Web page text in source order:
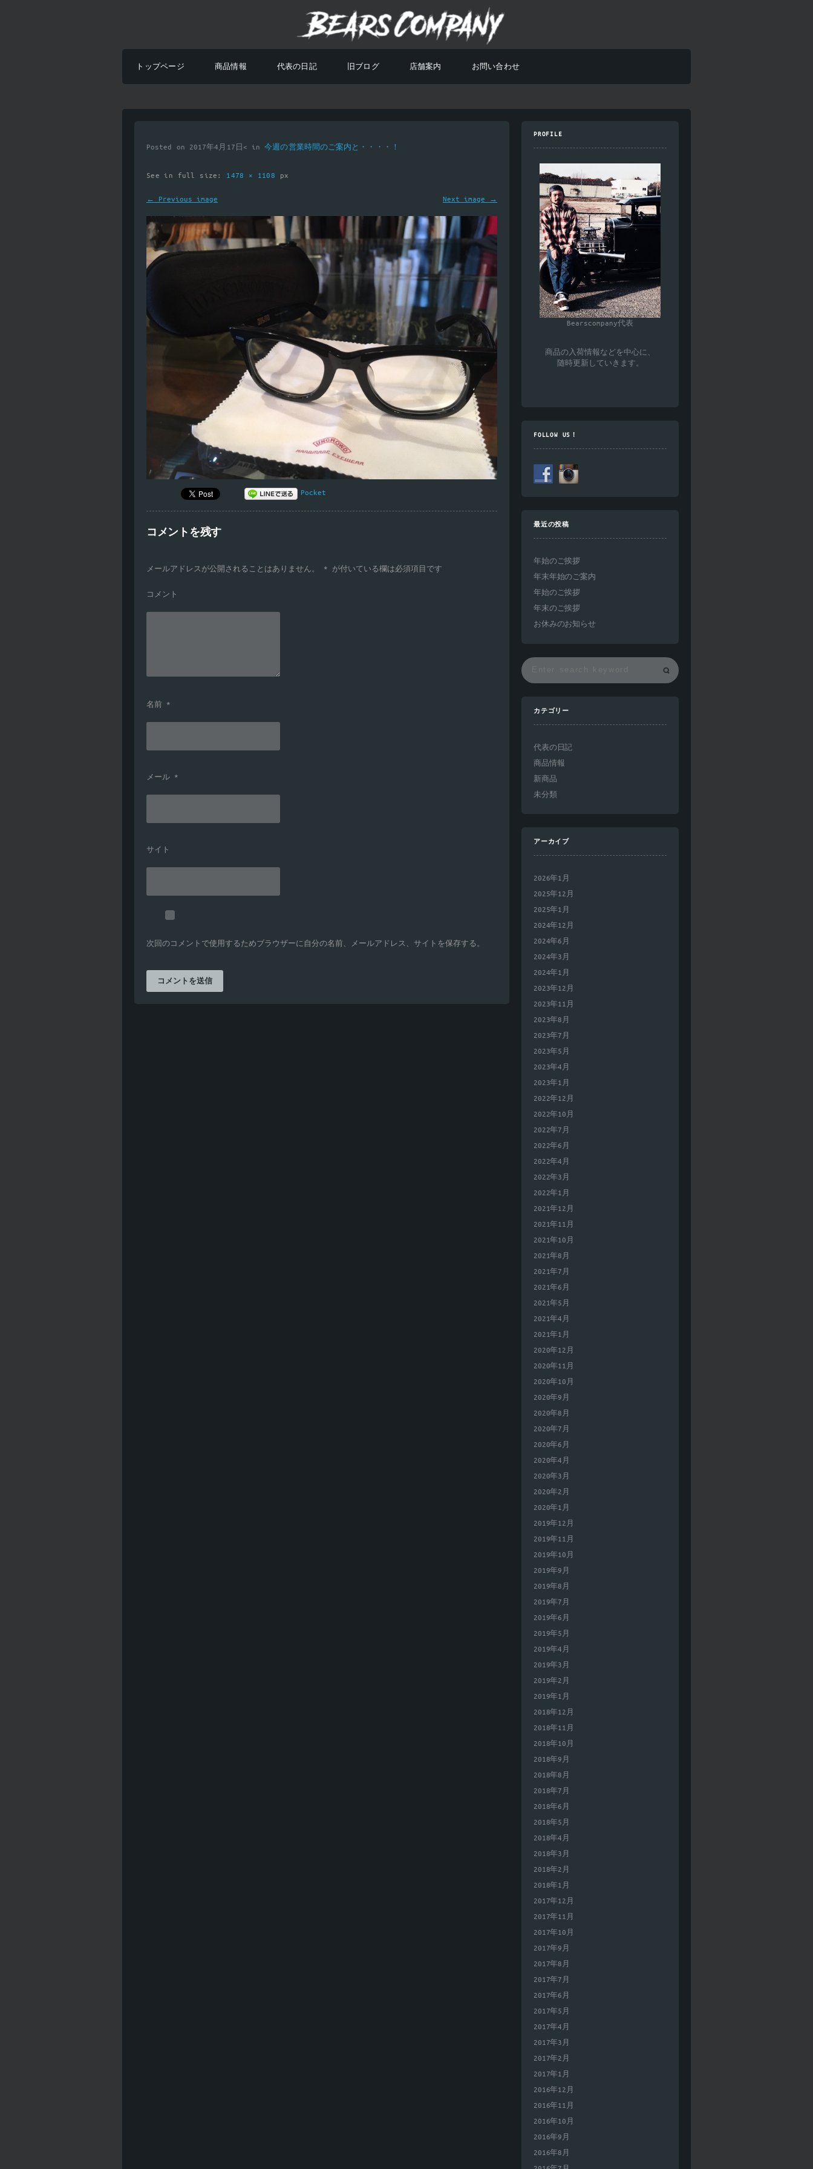
トップページ 商品情報 代表の日記 旧ブログ 店舗案内 お問い合わせ
Posted on 2017年4月17日< in今週の営業時間のご案内と・・・・！
See in full size: 1478 × 1108 px
Next image →
← Previous image
Pocket
コメントを残す
メールアドレスが公開されることはありません。 * が付いている欄は必須項目です
コメント
名前 *
メール *
サイト
次回のコメントで使用するためブラウザーに自分の名前、メールアドレス、サイトを保存する。
PROFILE
Bearscompany代表
商品の入荷情報などを中心に、
随時更新していきます。
FOLLOW US！
最近の投稿
年始のご挨拶
年末年始のご案内
年始のご挨拶
年末のご挨拶
お休みのお知らせ
カテゴリー
代表の日記
商品情報
新商品
未分類
アーカイブ
2026年1月
2025年12月
2025年1月
2024年12月
2024年6月
2024年3月
2024年1月
2023年12月
2023年11月
2023年8月
2023年7月
2023年5月
2023年4月
2023年1月
2022年12月
2022年10月
2022年7月
2022年6月
2022年4月
2022年3月
2022年1月
2021年12月
2021年11月
2021年10月
2021年8月
2021年7月
2021年6月
2021年5月
2021年4月
2021年1月
2020年12月
2020年11月
2020年10月
2020年9月
2020年8月
2020年7月
2020年6月
2020年4月
2020年3月
2020年2月
2020年1月
2019年12月
2019年11月
2019年10月
2019年9月
2019年8月
2019年7月
2019年6月
2019年5月
2019年4月
2019年3月
2019年2月
2019年1月
2018年12月
2018年11月
2018年10月
2018年9月
2018年8月
2018年7月
2018年6月
2018年5月
2018年4月
2018年3月
2018年2月
2018年1月
2017年12月
2017年11月
2017年10月
2017年9月
2017年8月
2017年7月
2017年6月
2017年5月
2017年4月
2017年3月
2017年2月
2017年1月
2016年12月
2016年11月
2016年10月
2016年9月
2016年8月